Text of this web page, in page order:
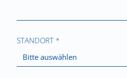
STANDORT *
Bitte auswählen